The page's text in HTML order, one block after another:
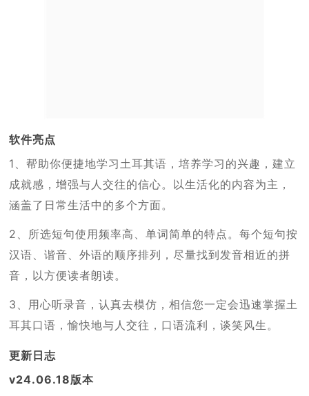
软件亮点
1、帮助你便捷地学习土耳其语，培养学习的兴趣，建立
成就感，增强与人交往的信心。以生活化的内容为主，
涵盖了日常生活中的多个方面。
2、所选短句使用频率高、单词简单的特点。每个短句按
汉语、谐音、外语的顺序排列，尽量找到发音相近的拼
音，以方便读者朗读。
3、用心听录音，认真去模仿，相信您一定会迅速掌握土
耳其口语，愉快地与人交往，口语流利，谈笑风生。
更新日志
v24.06.18版本